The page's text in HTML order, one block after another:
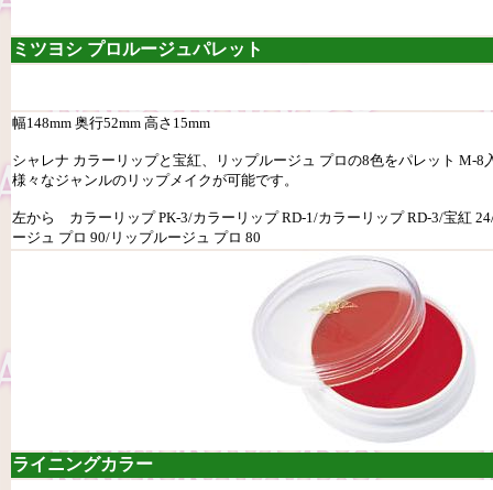
ミツヨシ プロルージュパレット
幅148mm 奥行52mm 高さ15mm
シャレナ カラーリップと宝紅、リップルージュ プロの8色をパレット M-8
様々なジャンルのリップメイクが可能です。
左から カラーリップ PK-3/カラーリップ RD-1/カラーリップ RD-3/宝紅
ージュ プロ 90/リップルージュ プロ 80
ライニングカラー